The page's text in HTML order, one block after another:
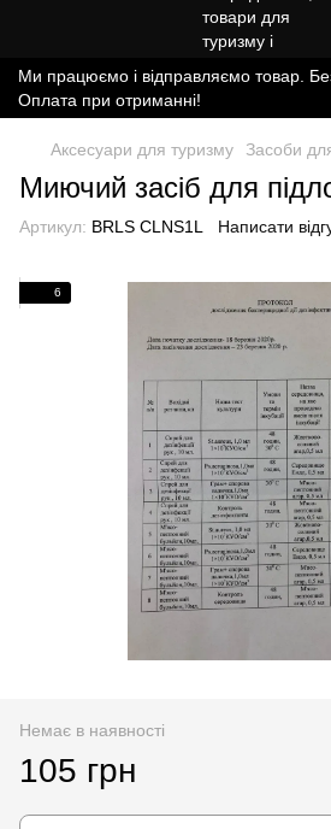
Ми працюємо і відправляємо товар.
Оплата при отриманні!
Аксесуари для туризму Засоби
Миючий засіб для
Артикул: BRLS CLNS1L Написати
6
Немає в наявності
105 грн